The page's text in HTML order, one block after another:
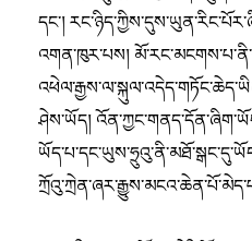
དང་།
འགན་ཁུར་པས།
ཤེས་ཡོད།